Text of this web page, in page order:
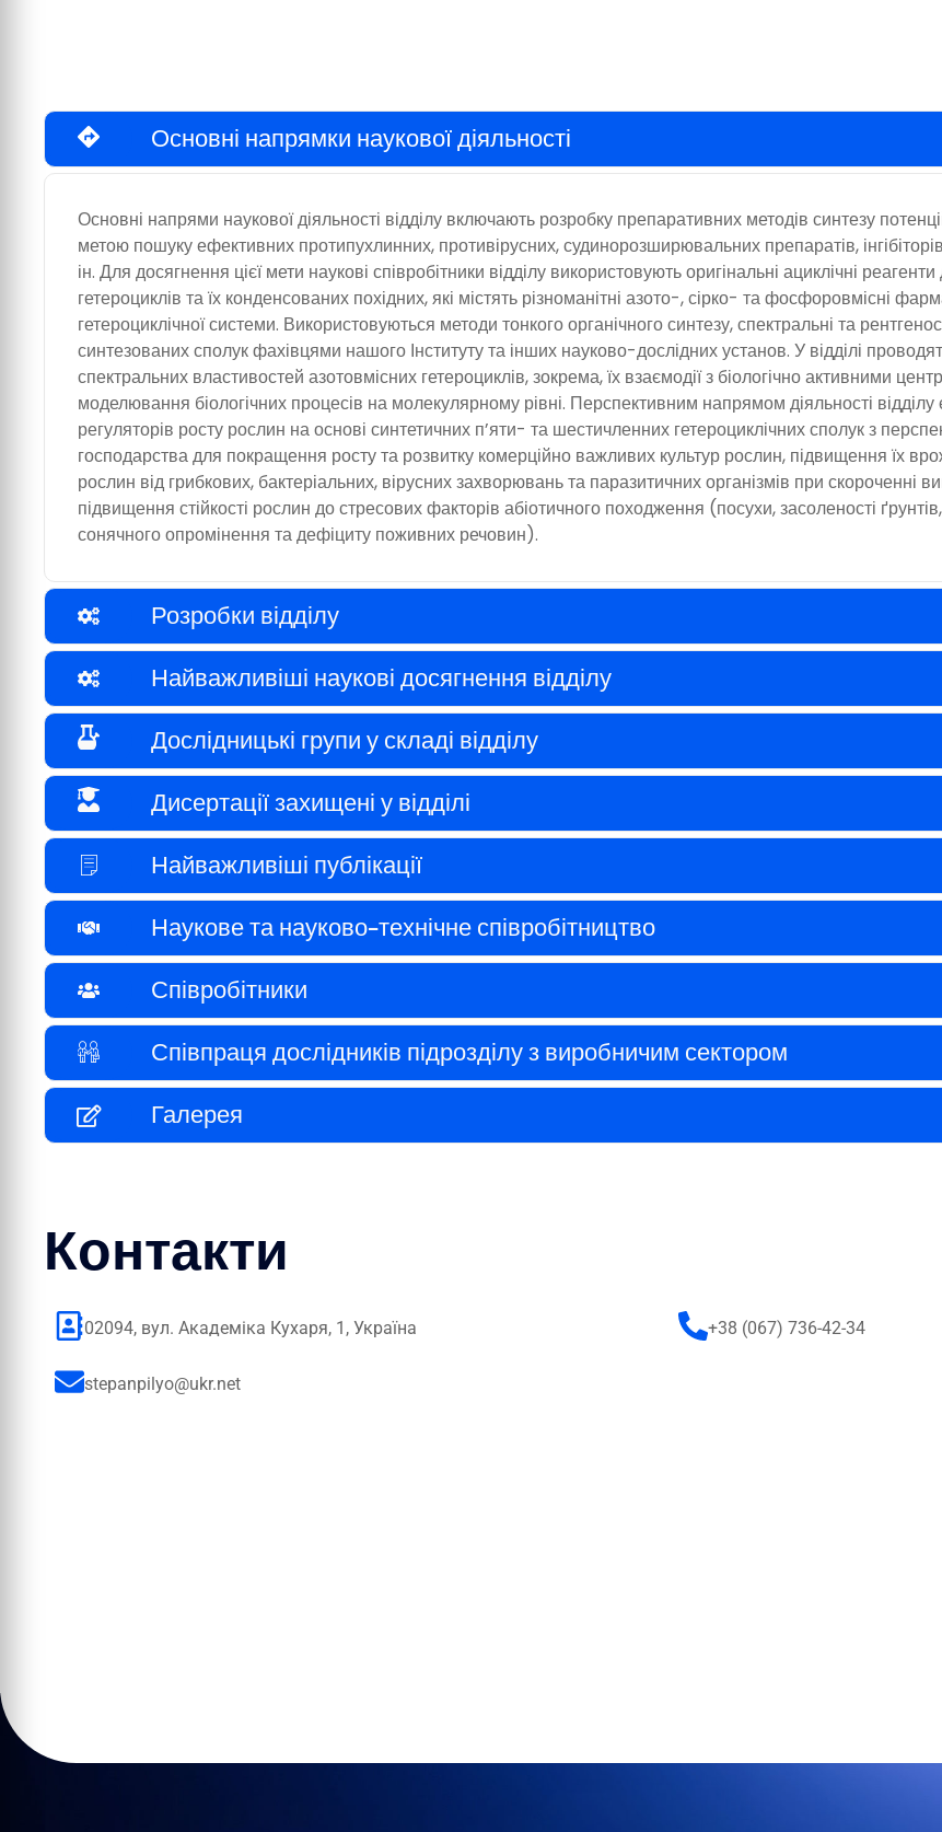
Основні напрямки наукової діяльності
Основні напрями наукової діяльності відділу включають розробку препаративних методів синтезу
метою пошуку ефективних протипухлинних, противірусних, судинорозширювальних препаратів,
ін. Для досягнення цієї мети наукові співробітники відділу використовують оригінальні ациклічні
гетероциклів та їх конденсованих похідних, які містять різноманітні азото-, сірко- та фосфоровмісні
гетероциклічної системи. Використовуються методи тонкого органічного синтезу, спектральні та
синтезованих сполук фахівцями нашого Інституту та інших науково-дослідних установ. У відділі
спектральних властивостей азотовмісних гетероциклів, зокрема, їх взаємодії з біологічно активними
моделювання біологічних процесів на молекулярному рівні. Перспективним напрямом діяльності
регуляторів росту рослин на основі синтетичних п’яти- та шестичленних гетероциклічних сполук з
господарства для покращення росту та розвитку комерційно важливих культур рослин, підвищення їх
рослин від грибкових, бактеріальних, вірусних захворювань та паразитичних організмів при скороченні
підвищення стійкості рослин до стресових факторів абіотичного походження (посухи, засоленості
сонячного опромінення та дефіциту поживних речовин).
Розробки відділу
Найважливіші наукові досягнення відділу
Дослідницькі групи у складі відділу
Дисертації захищені у відділі
Найважливіші публікації
Наукове та науково-технічне співробітництво
Співробітники
Співпраця дослідників підрозділу з виробничим сектором
Галерея
Контакти
02094, вул. Академіка Кухаря, 1, Україна
stepanpilyo@ukr.net
+38 (067) 736-42-34